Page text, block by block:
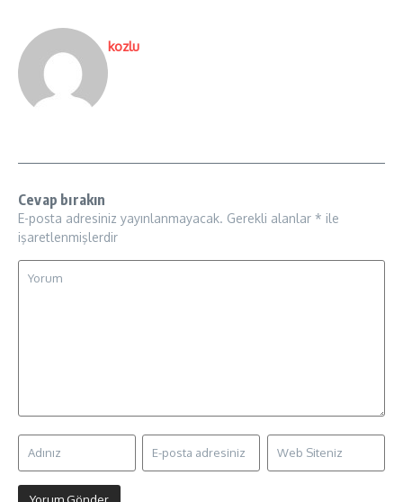
kozlu
Cevap bırakın
E-posta adresiniz yayınlanmayacak. Gerekli alanlar * ile
işaretlenmişlerdir